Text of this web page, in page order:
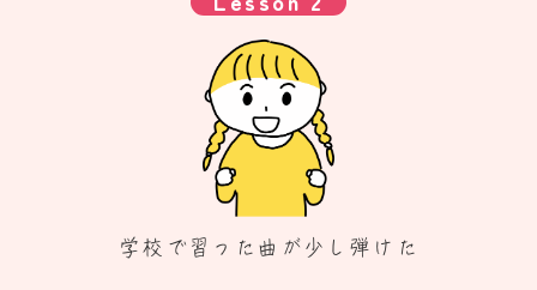
学校で習った 曲が少し弾けた